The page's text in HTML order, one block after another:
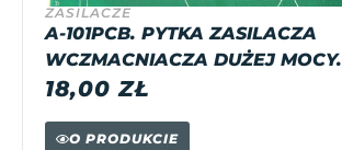
ZASILACZE
A-101PCB. PYTKA ZASILACZA
WCZMACNIACZA DUŻEJ MOCY.
18,00ZŁ
O PRODUKCIE